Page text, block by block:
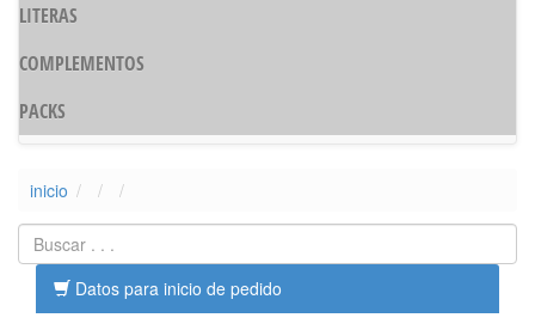
LITERAS
COMPLEMENTOS
PACKS
inicio
Datos para inicio de pedido